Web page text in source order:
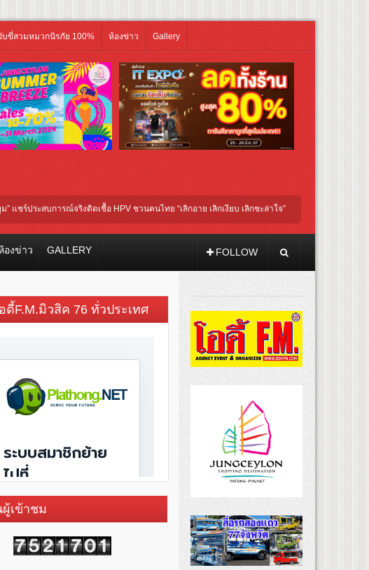
บขี่สวมหมวกนิรภัย 100% ห้องข่าว Gallery
ะสบการณ์จริงติดเชื้อ HPV ชวนคนไทย “เลิกอาย เลิกเงียบ เลิกชะล่าใจ” เรื่อง HPV ในแคมเปญ “HPV
มสุดชีวิต โกนหัวรับบทแม่ชี นำทีมนักแสดงประชันความสยอง!
องข่าว GALLERY FOLLOW
ดี้F.M.มิวสิค 76 ทั่วประเทศ
เข้าชม